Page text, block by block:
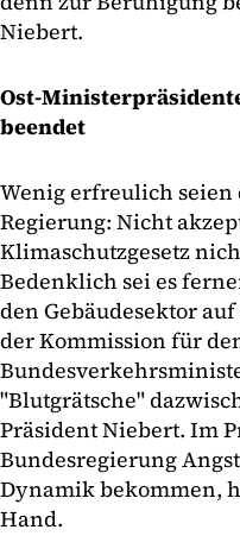
Niebert.
Ost-
beendet
Wenig erfreulich seien
Regierung: Nicht
Klimaschutzgesetz
Bedenklich sei es
den Gebäudesektor
der Kommission für
"Blutgrätsche"
Präsident Niebert. Im
Bundesregierung
Dynamik bekommen,
Hand.